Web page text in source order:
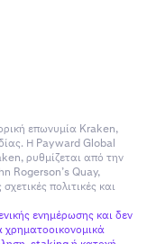
επωνυμία Kraken,
Η Payward Global
ρυθμίζεται από την
Rogerson’s Quay,
σχετικές πολιτικές και
ενημέρωσης και δεν
χρηματοοικονομικά